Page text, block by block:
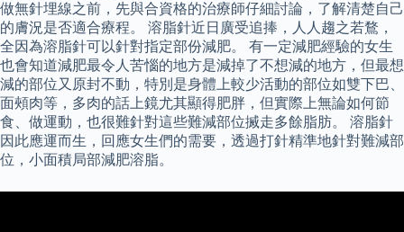
做無針埋線之前，先與合資格的治療師仔細討論，了解清楚自己
的膚況是否適合療程。 溶脂針近日廣受追捧，人人趨之若鶩，
全因為溶脂針可以針對指定部份減肥。 有一定減肥經驗的女生
也會知道減肥最令人苦惱的地方是減掉了不想減的地方，但最想
減的部位又原封不動，特別是身體上較少活動的部位如雙下巴、
面頰肉等，多肉的話上鏡尤其顯得肥胖，但實際上無論如何節
食、做運動，也很難針對這些難減部位搣走多餘脂肪。 溶脂針
因此應運而生，回應女生們的需要，透過打針精準地針對難減部
位，小面積局部減肥溶脂。